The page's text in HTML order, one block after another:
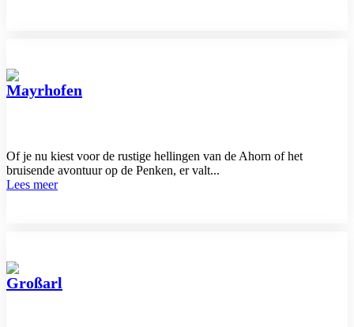
Mayrhofen
Of je nu kiest voor de rustige hellingen van de Ahorn of het
bruisende avontuur op de Penken, er valt...
Lees meer
Großarl